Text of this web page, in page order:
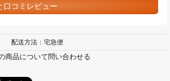
コミレビュー
配送方法：宅急便
商品について問い合わせる